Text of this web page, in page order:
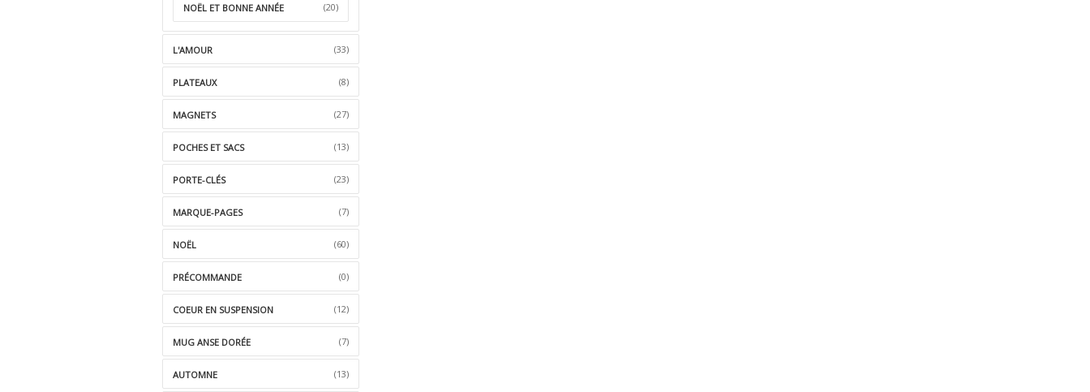
NOËL ET BONNE ANNÉE (20)
L'AMOUR (33)
PLATEAUX (8)
MAGNETS (27)
POCHES ET SACS (13)
PORTE-CLÉS (23)
MARQUE-PAGES (7)
NOËL (60)
PRÉCOMMANDE (0)
COEUR EN SUSPENSION (12)
MUG ANSE DORÉE (7)
AUTOMNE (13)